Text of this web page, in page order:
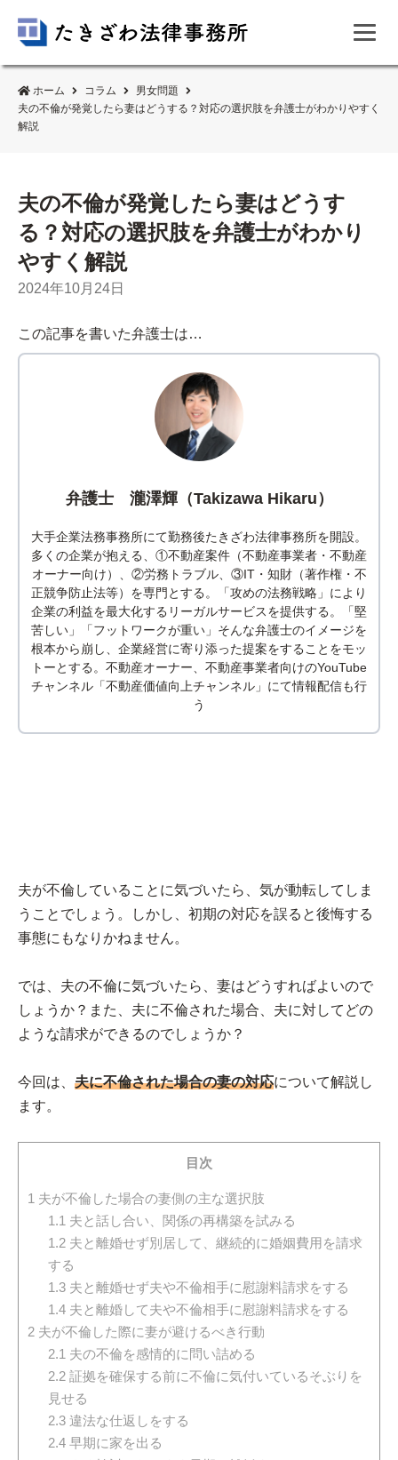
ホーム コラム
男女問題
夫の不倫が発覚したら妻はどうする？対応の選択肢を弁護士がわかりやすく
解説
夫の不倫が発覚したら妻はどうす
る？対応の選択肢を弁護士がわかり
やすく解説
2024年10月24日
この記事を書いた弁護士は…
弁護士 瀧澤輝（Takizawa Hikaru）
大手企業法務事務所にて勤務後たきざわ法律事務所を開設。
多くの企業が抱える、①不動産案件（不動産事業者・不動産
オーナー向け）、②労務トラブル、③IT・知財（著作権・不
正競争防止法等）を専門とする。「攻めの法務戦略」により
企業の利益を最大化するリーガルサービスを提供する。「堅
苦しい」「フットワークが重い」そんな弁護士のイメージを
根本から崩し、企業経営に寄り添った提案をすることをモッ
トーとする。不動産オーナー、不動産事業者向けのYouTube
チャンネル「不動産価値向上チャンネル」にて情報配信も行
う
夫が不倫していることに気づいたら、気が動転してしま
うことでしょう。しかし、初期の対応を誤ると後悔する
事態にもなりかねません。
では、夫の不倫に気づいたら、妻はどうすればよいので
しょうか？また、夫に不倫された場合、夫に対してどの
ような請求ができるのでしょうか？
今回は、 夫に不倫された場合の妻の対応について解説し
ます。
目次
1 夫が不倫した場合の妻側の主な選択肢
1.1 夫と話し合い、関係の再構築を試みる
1.2夫と離婚せず別居して、継続的に婚姻費用を請求
する
1.3夫と離婚せず夫や不倫相手に慰謝料請求をする
1.4夫と離婚して夫や不倫相手に慰謝料請求をする
2 夫が不倫した際に妻が避けるべき行動
2.1 夫の不倫を感情的に問い詰める
2.2証拠を確保する前に不倫に気付いているそぶりを
見せる
2.3違法な仕返しをする
2.4早期に家を出る